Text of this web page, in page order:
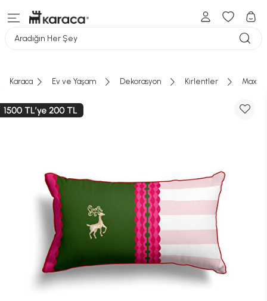
Aradığın Her Şey
Karaca Ev ve Yaşam Dekorasyon Kırlentler